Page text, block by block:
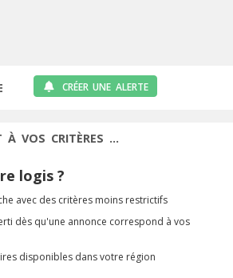
CRÉER UNE ALERTE
À VOS CRITÈRES ...
logis ?
avec des critères moins restrictifs
dès qu'une annonce correspond à vos
disponibles dans votre région